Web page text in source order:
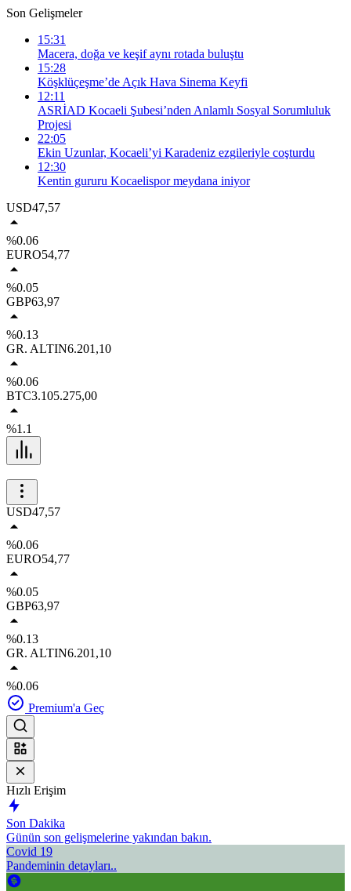
Son Gelişmeler
15:31
Macera, doğa ve keşif aynı rotada buluştu
15:28
Köşklüçeşme’de Açık Hava Sinema Keyfi
12:11
ASRİAD Kocaeli Şubesi’nden Anlamlı Sosyal Sorumluluk
Projesi
22:05
Ekin Uzunlar, Kocaeli’yi Karadeniz ezgileriyle coşturdu
12:30
Kentin gururu Kocaelispor meydana iniyor
USD47,57
%0.06
EURO54,77
%0.05
GBP63,97
%0.13
GR. ALTIN6.201,10
%0.06
BTC3.105.275,00
%1.1
USD47,57
%0.06
EURO54,77
%0.05
GBP63,97
%0.13
GR. ALTIN6.201,10
%0.06
Premium'a Geç
Hızlı Erişim
Son Dakika
Günün son gelişmelerine yakından bakın.
Covid 19
Pandeminin detayları..